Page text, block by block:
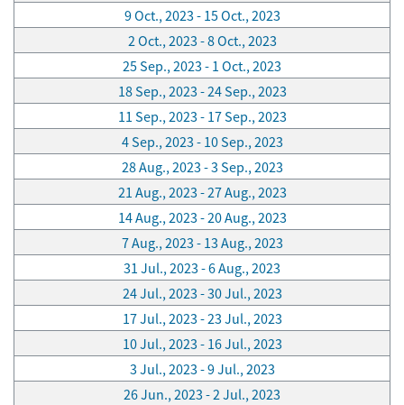
9 Oct., 2023 - 15 Oct., 2023
2 Oct., 2023 - 8 Oct., 2023
25 Sep., 2023 - 1 Oct., 2023
18 Sep., 2023 - 24 Sep., 2023
11 Sep., 2023 - 17 Sep., 2023
4 Sep., 2023 - 10 Sep., 2023
28 Aug., 2023 - 3 Sep., 2023
21 Aug., 2023 - 27 Aug., 2023
14 Aug., 2023 - 20 Aug., 2023
7 Aug., 2023 - 13 Aug., 2023
31 Jul., 2023 - 6 Aug., 2023
24 Jul., 2023 - 30 Jul., 2023
17 Jul., 2023 - 23 Jul., 2023
10 Jul., 2023 - 16 Jul., 2023
3 Jul., 2023 - 9 Jul., 2023
26 Jun., 2023 - 2 Jul., 2023